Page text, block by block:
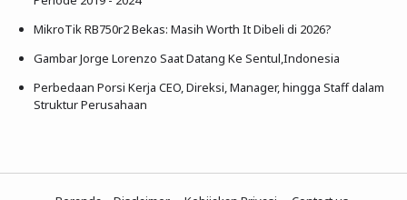
MikroTik RB750r2 Bekas: Masih Worth It Dibeli di 2026?
Gambar Jorge Lorenzo Saat Datang Ke Sentul,Indonesia
Perbedaan Porsi Kerja CEO, Direksi, Manager, hingga Staff dalam
Struktur Perusahaan